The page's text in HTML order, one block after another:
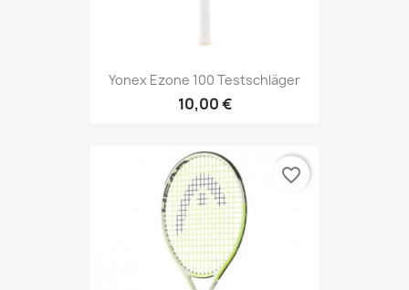
Yonex Ezone 100 Testschläger
10,00 €
favorite_border